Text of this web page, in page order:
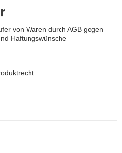
von Waren durch AGB gegen
Haftungswünsche